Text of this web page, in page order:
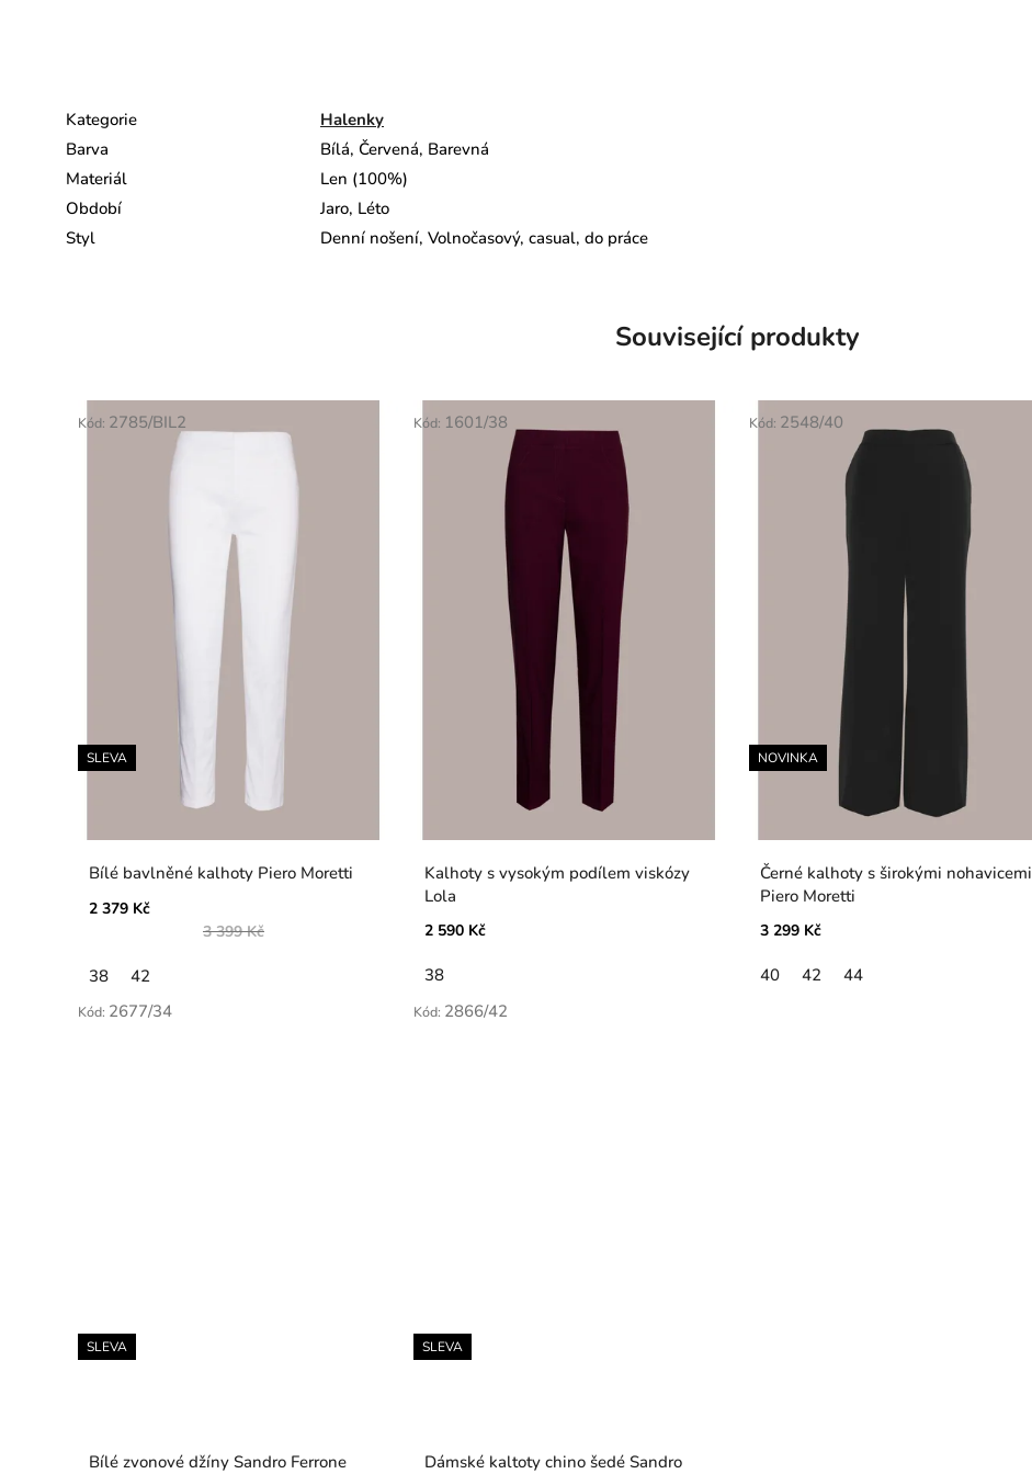
Kategorie
Halenky
Barva
Bílá, Červená, Barevná
Materiál
Len (100%)
Období
Jaro, Léto
Styl
Denní nošení, Volnočasový, casual, do práce
Související produkty
SLEVA
Bílé bavlněné kalhoty Piero Moretti
2 379 Kč
3 399 Kč
38 42
Kód: 2785/BIL2
Kalhoty s vysokým podílem viskózy
Lola
2 590 Kč
38
Kód: 1601/38
NOVINKA
Černé kalhoty s širokými nohavicemi
Piero Moretti
3 299 Kč
40 42 44
Kód: 2548/40
SLEVA
Bílé zvonové džíny Sandro Ferrone
Kód: 2677/34
SLEVA
Dámské kaltoty chino šedé Sandro
Kód: 2866/42